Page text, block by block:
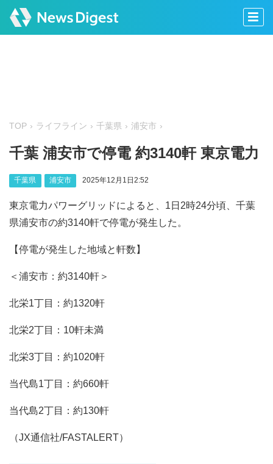
TOP ライフライン 千葉県 浦安市
千葉 浦安市で停電 約3140軒 東京電力
千葉県 浦安市 2025年12月1日2:52
東京電力パワーグリッドによると、1日2時24分頃、千葉
県浦安市の約3140軒で停電が発生した。
【停電が発生した地域と軒数】
＜浦安市：約3140軒＞
北栄1丁目：約1320軒
北栄2丁目：10軒未満
北栄3丁目：約1020軒
当代島1丁目：約660軒
当代島2丁目：約130軒
（JX通信社/FASTALERT）